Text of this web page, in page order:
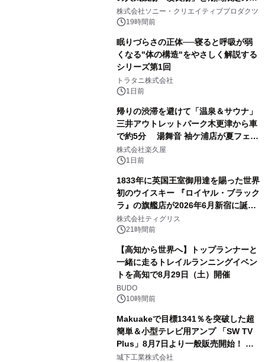
ラボレーション サウナイキタイコラ
ボグッズも発売決定！
株式会社ソニー・クリエイティブプロダクツ
19時間前
眠りづらさの正体──寝ると呼吸が弱
くなる"体の構造"をやさしく解説する
シリーズ第1回
トラタニ株式会社
1日前
帰りの渋滞を避けて「温泉＆サウナ」
三井アウトレットパーク木更津から車
で約5分 湯舞音 袖ケ浦店が夏フェア
メニューを提供
株式会社楽久屋
1日前
1833年に英国王室御用達を賜った世界
初のウイスキー 『ロイヤル・ブラック
ラ』の旗艦店が2026年6月新宿に誕
生 バカルディ ジャパンと連携した
没入型バー「BAR Arca」
株式会社ティグリス
21時間前
【高知から世界へ】トップランナーと
一緒に走るトレイルランニングイベン
トを高知で8月29日（土）開催
BUDO
10時間前
Makuakeで目標1341％を突破した超
簡単＆小型テレビ用アンプ 「SW TV
Plus」8月7日より一般販売開始！ ケ
ーブル1本つなぐだけ、テレビの音が
城下工業株式会社